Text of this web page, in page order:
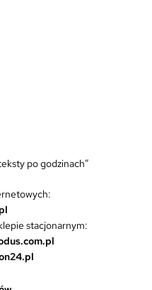
po godzinach”
stacjonarnym: